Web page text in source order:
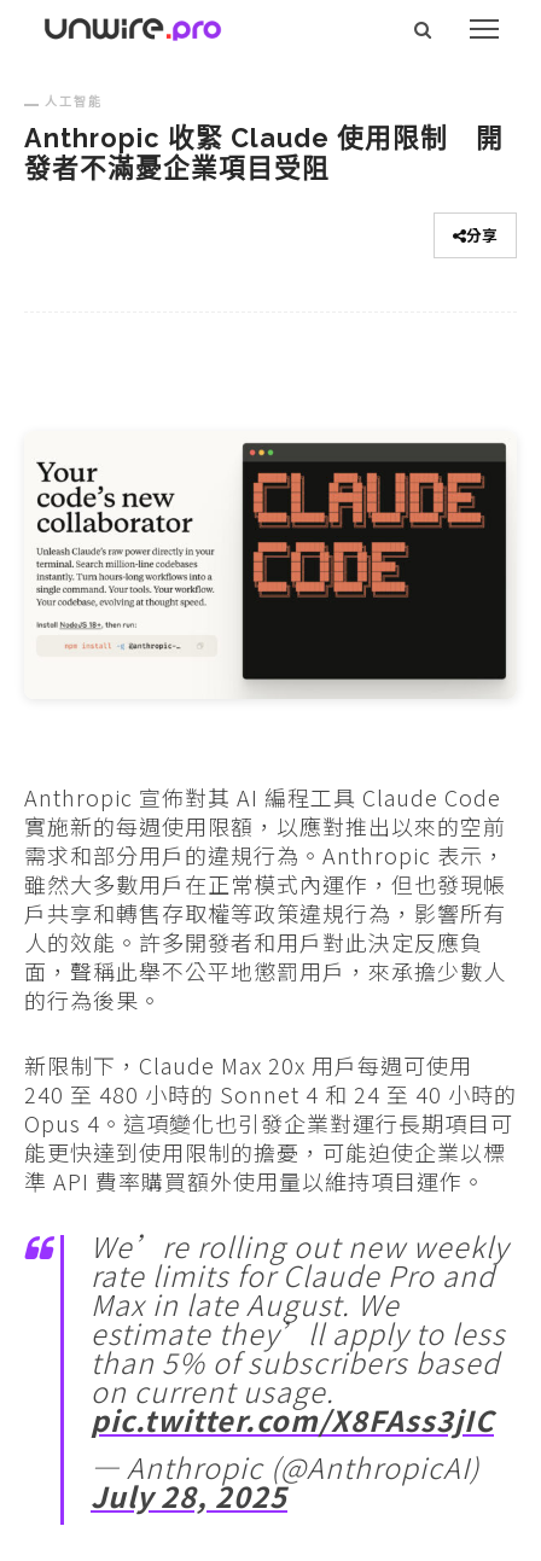
人工智能
Anthropic 收緊 Claude 使用限制 開
發者不滿憂企業項目受阻
分享
Anthropic 宣佈對其 AI 編程工具 Claude Code
實施新的每週使用限額，以應對推出以來的空前
需求和部分用戶的違規行為。Anthropic 表示，
雖然大多數用戶在正常模式內運作，但也發現帳
戶共享和轉售存取權等政策違規行為，影響所有
人的效能。許多開發者和用戶對此決定反應負
面，聲稱此舉不公平地懲罰用戶，來承擔少數人
的行為後果。
新限制下，Claude Max 20x 用戶每週可使用
240 至 480 小時的 Sonnet 4 和 24 至 40 小時的
Opus 4。這項變化也引發企業對運行長期項目可
能更快達到使用限制的擔憂，可能迫使企業以標
準 API 費率購買額外使用量以維持項目運作。
We’re rolling out new weekly
rate limits for Claude Pro and
Max in late August. We
estimate they’ll apply to less
than 5% of subscribers based
on current usage.
pic.twitter.com/X8FAss3jIC
— Anthropic (@AnthropicAI)
July 28, 2025